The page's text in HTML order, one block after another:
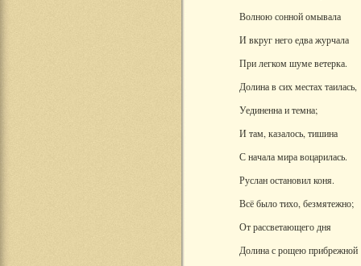
Волною сонной омывала
И вкруг него едва журчала
При легком шуме ветерка.
Долина в сих местах таилась,
Уединенна и темна;
И там, казалось, тишина
С начала мира воцарилась.
Руслан остановил коня.
Всё было тихо, безмятежно;
От рассветающего дня
Долина с рощею прибрежной